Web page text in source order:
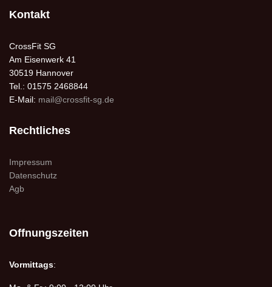
Kontakt
CrossFit SG
Am Eisenwerk 41
30519 Hannover
Tel.: 01575 2468844
E-Mail: mail@crossfit-sg.de
Rechtliches
Impressum
Datenschutz
Agb
Offnungszeiten
Vormittags: